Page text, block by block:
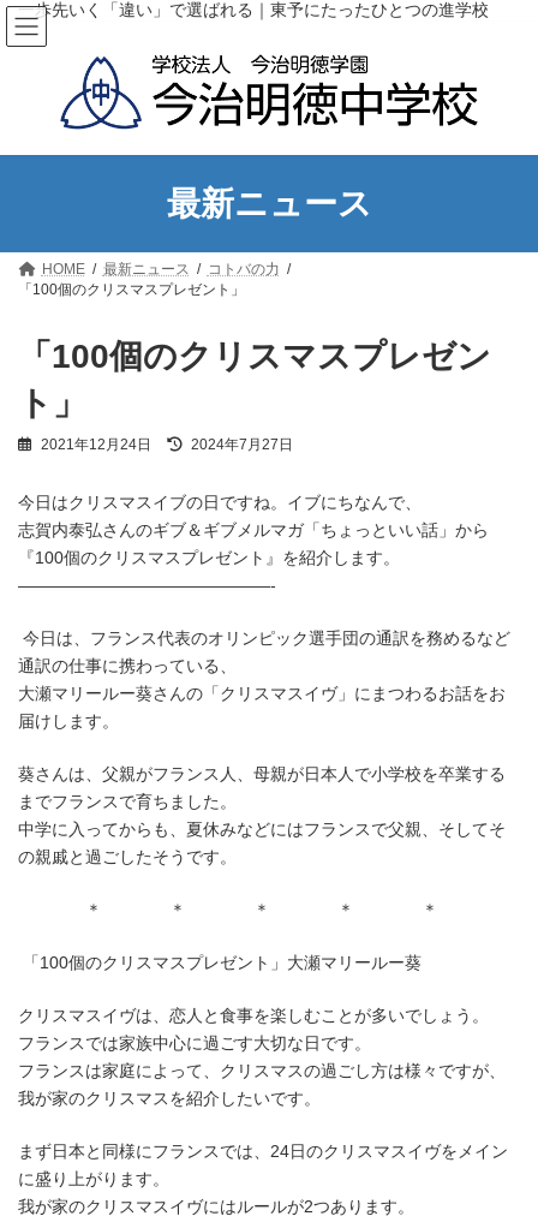
コ
ン
テ
キ
ナ
ビ
ゲ
に
一歩先いく「違い」で選ばれる｜東予にたったひとつの進学校
最新ニュース
HOME 最新ニュース
コトバの力
「100個のクリスマスプレゼント」
「100個のクリスマスプレゼン
ト」
2021年12月24日
最
新
日
時
:
2024年7月27日
今日はクリスマスイブの日ですね。イブにちなんで、
志賀内泰弘さんのギブ＆ギブメルマガ「ちょっといい話」から
『100個のクリスマスプレゼント』を紹介します。
———————————————-
今日は、フランス代表のオリンピック選手団の通訳を務めるなど
通訳の仕事に携わっている、
大瀬マリールー葵さんの「クリスマスイヴ」にまつわるお話をお
届けします。
葵さんは、父親がフランス人、母親が日本人で小学校を卒業する
までフランスで育ちました。
中学に入ってからも、夏休みなどにはフランスで父親、そしてそ
の親戚と過ごしたそうです。
＊ ＊ ＊ ＊ ＊
「100個のクリスマスプレゼント」大瀬マリールー葵
クリスマスイヴは、恋人と食事を楽しむことが多いでしょう。
フランスでは家族中心に過ごす大切な日です。
フランスは家庭によって、クリスマスの過ごし方は様々ですが、
我が家のクリスマスを紹介したいです。
まず日本と同様にフランスでは、24日のクリスマスイヴをメイン
に盛り上がります。
我が家のクリスマスイヴにはルールが2つあります。